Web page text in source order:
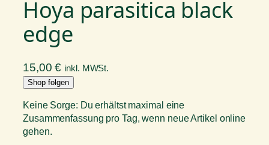
Hoya parasitica black
edge
15,00€ inkl. MWSt.
Shop folgen
Keine Sorge: Du erhältst maximal eine
Zusammenfassung pro Tag, wenn neue Artikel online
gehen.